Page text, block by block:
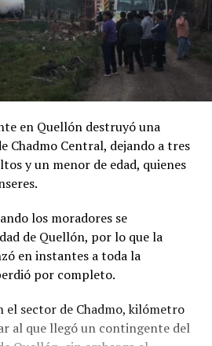
en Quellón destruyó una
Chadmo Central, dejando a tres
y un menor de edad, quienes
los moradores se
de Quellón, por lo que la
en instantes a toda la
por completo.
el sector de Chadmo, kilómetro
al que llegó un contingente del